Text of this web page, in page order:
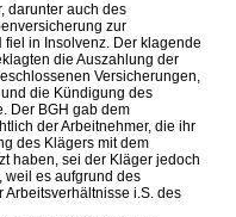
darunter auch des
zur
in Insolvenz. Der klagende
die Auszahlung der
Versicherungen,
die Kündigung des
Der BGH gab dem
der Arbeitnehmer, die ihr
des Klägers mit dem
haben, sei der Kläger jedoch
weil es aufgrund des
i.S. des